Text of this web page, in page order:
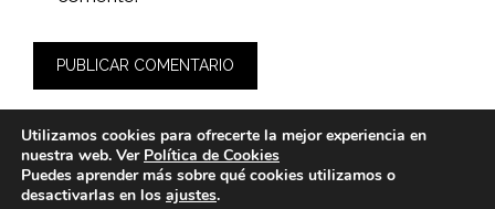
© 2026 wasabidelnorte.es -
Utilizamos cookies para ofrecerte la mejor experiencia en
nuestra web. Ver Política de Cookies
Puedes aprender más sobre qué cookies utilizamos o
desactivarlas en los ajustes.